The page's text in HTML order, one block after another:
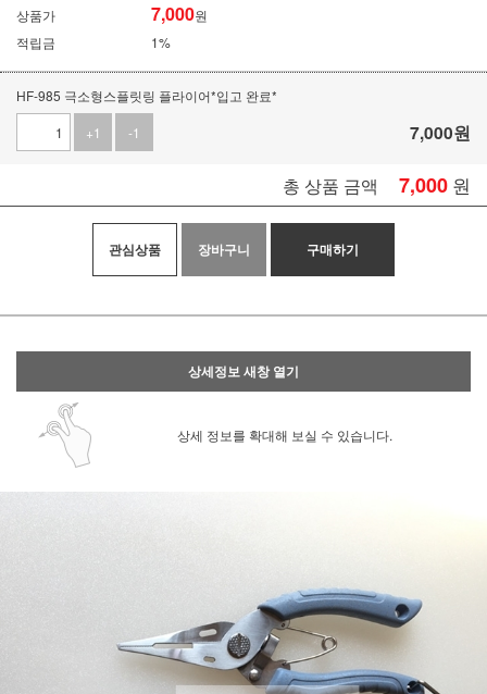
상품가 7,000원
적립금
1%
HF-985 극소형스플릿링 플라이어*입고 완료*
+1
-1 7,000원
총 상품 금액 7,000 원
관심상품 장바구니 구매하기
상세정보 새창 열기
상세 정보를 확대해 보실 수 있습니다.